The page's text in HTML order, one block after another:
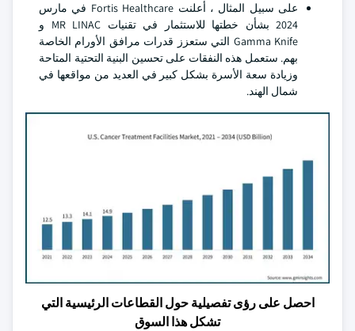
على سبيل المثال ، أعلنت Fortis Healthcare في مارس
2024 بشأن خطتها للاستثمار في تقنيات MR LINAC و
Gamma Knife التي ستعزز قدرات مرافق الأورام الخاصة
بهم. ستعمل هذه النفقات على تحسين البنية التحتية المتاحة
وزيادة سعة الأسرة بشكل كبير في العديد من مواقعها في
شمال الهند.
احصل على رؤى تفصيلية حول القطاعات الرئيسية التي
تشكل هذا السوق